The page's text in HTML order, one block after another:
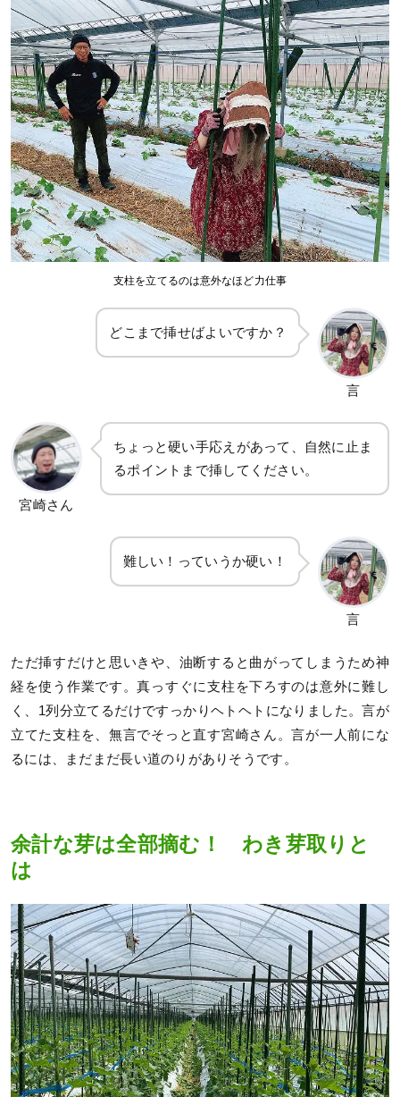
支柱を立てるのは意外なほど力仕事
どこまで挿せばよいですか？
言
宮崎さん
ちょっと硬い手応えがあって、自然に止ま
るポイントまで挿してください。
難しい！っていうか硬い！
言
ただ挿すだけと思いきや、油断すると曲がってしまうため神
経を使う作業です。真っすぐに支柱を下ろすのは意外に難し
く、1列分立てるだけですっかりヘトヘトになりました。言が
立てた支柱を、無言でそっと直す宮崎さん。言が一人前にな
るには、まだまだ長い道のりがありそうです。
余計な芽は全部摘む！ わき芽取りと
は